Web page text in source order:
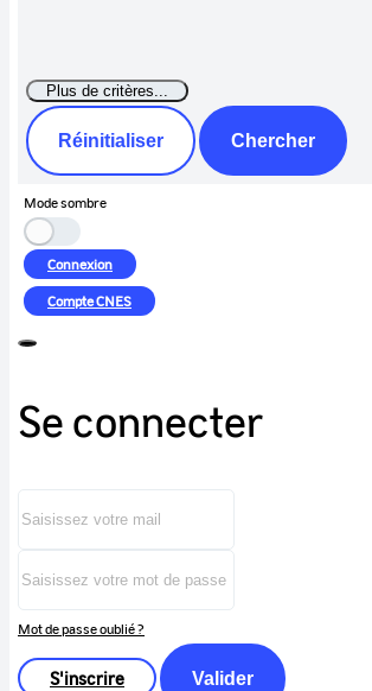
Réinitialiser Chercher
Mode sombre
Connexion
CompteCNES
Se connecter
Mot de passe oublié ?
S'inscrire Valider